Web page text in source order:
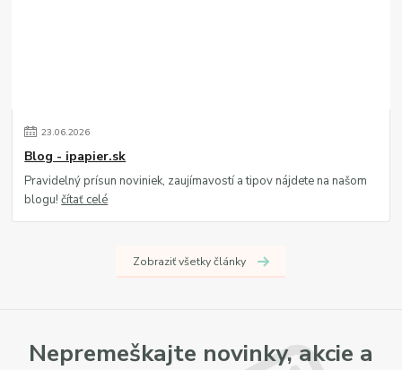
23.06.2026
Blog - ipapier.sk
Pravidelný prísun noviniek, zaujímavostí a tipov nájdete na našom
blogu!čítať celé
Zobraziť všetky články
Nepremeškajte novinky, akcie a